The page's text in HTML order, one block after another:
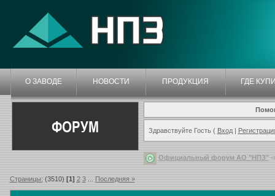
О ЗАВОДЕ НОВОСТИ ПРОДУКЦИЯ ГДЕ
ФОРУМ Здравствуйте Гость ( Вход|
Официальный форум АО "НПЗ"-
Страницы: (3510) [1] 2 3... Последняя »